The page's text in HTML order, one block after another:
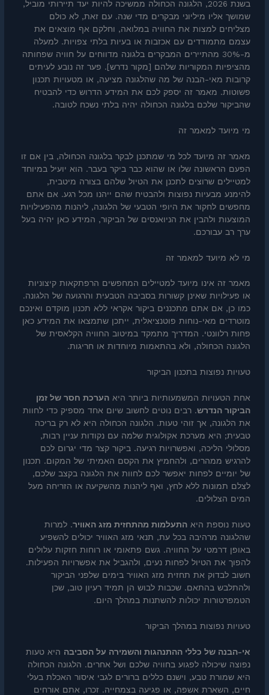
בשנת 2026, הלגונה הכחולה ממשיכה להיות יעד תיירותי מוביל,
שמושך אליו מיליוני מבקרים מדי שנה. עם זאת, לא כולם
מצליחים למצות את החוויה במלואה, וחלקם אף מוצאים את
עצמם מתמודדים עם אכזבות או בעיות בלתי צפויות. למעלה
מ-30% מהתיירים המבקרים בלגונה מדווחים על חוויה שפחותה
מהציפיות המקוריות שלהם [מקור נדרש]. פער זה נובע לעיתים
קרובות מאי-הבנה של מה שהלגונה מציעה, או מטעויות תכנון
פשוטות. מאמר זה יספק לכם את המידע הדרוש כדי להבטיח
שהביקור שלכם בלגונה הכחולה יהיה בלתי נשכח לטובה.
מי מיועד למאמר זה
מאמר זה מיועד לכל מי שמתכנן לבקר בלגונה הכחולה, בין אם זו
הפעם הראשונה שלו או שהוא כבר ביקר בעבר. הוא יועיל במיוחד
למטיילים שרוצים לתכנן את הטיול שלהם בצורה מיטבית,
להימנע מבעיות נפוצות ולהבטיח שהם ייהנו מכל רגע. אם אתם
מחפשים לחקור את היופי הטבעי של הלגונה, ליהנות מהפעילויות
המוצעות ולהבין את הניואנסים של הביקור, המידע כאן יהיה בעל
ערך רב עבורכם.
מי לא מיועד למאמר זה
מאמר זה אינו מיועד למטיילים המחפשים הרפתקאות קיצוניות
או פעילויות שאינן קשורות בסביבה הטבעית והרגועה של הלגונה.
כמו כן, אם אתם מתכננים ביקור אקראי ללא תכנון מוקדם ואינכם
מוטרדים מאי-נוחות פוטנציאלית, ייתכן שתמצאו את המידע כאן
פחות רלוונטי. המדריך מתמקד במיטוב החוויה הקלאסית של
הלגונה הכחולה, ולא בהתאמות מיוחדות או חריגות.
טעויות נפוצות בתכנון הביקור
אחת הטעויות המשמעותיות ביותר היאהערכת חסר של זמן
הביקור הנדרש. רבים נוטים לחשוב שיום אחד מספיק כדי לחוות
את הלגונה, אך זוהי טעות. הלגונה הכחולה היא לא רק בריכה
טבעית; היא מערכת אקולוגית שלמה עם נקודות עניין רבות,
מסלולי הליכה, ואפשרויות רגיעה. ביקור קצר מדי יגרום לכם
להרגיש ממהרים, ולהחמיץ את הקסם האמיתי של המקום. תכנון
של יומיים לפחות יאפשר לכם לחוות את הלגונה בקצב שלכם,
לצלם תמונות ללא לחץ, ואף ליהנות מהשקיעה או הזריחה מעל
המים הצלולים.
טעות נוספת היאהתעלמות מהתחזית מזג האוויר. למרות
שהלגונה מרהיבה בכל עת, תנאי מזג האוויר יכולים להשפיע
באופן דרמטי על החוויה. גשם פתאומי או רוחות חזקות עלולים
להפוך את הטיול לפחות נעים, ולהגביל את אפשרויות הפעילות.
חשוב לבדוק את תחזית מזג האוויר בימים שלפני הביקור
ולהתלבש בהתאם. שכבות לבוש הן תמיד רעיון טוב, שכן
הטמפרטורות יכולות להשתנות במהלך היום.
טעויות נפוצות במהלך הביקור
אי-הבנה של כללי ההתנהגות והשמירה על הסביבה היא טעות
נפוצה שיכולה לפגוע בחוויה שלכם ושל אחרים. הלגונה הכחולה
היא שמורת טבע, וישנם כללים ברורים לגבי איסור האכלת בעלי
חיים, השארת אשפה, או פגיעה בצמחייה. זכרו, אתם אורחים